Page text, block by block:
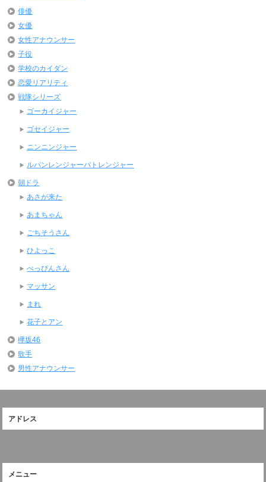
俳優
女優
女性アナウンサー
子役
学校のカイダン
恋愛リアリティ
戦隊シリーズ
ゴーカイジャー
ゴセイジャー
ニンニンジャー
ルパンレンジャーパトレンジャー
朝ドラ
あさが来た
あまちゃん
ごちそうさん
ひよっこ
べっぴんさん
マッサン
まれ
花子とアン
欅坂46
歌手
男性アナウンサー
アドレス
メニュー